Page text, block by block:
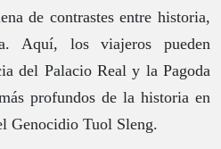
de contrastes entre historia,
Aquí, los viajeros pueden
del Palacio Real y la Pagoda
profundos de la historia en
Genocidio Tuol Sleng.